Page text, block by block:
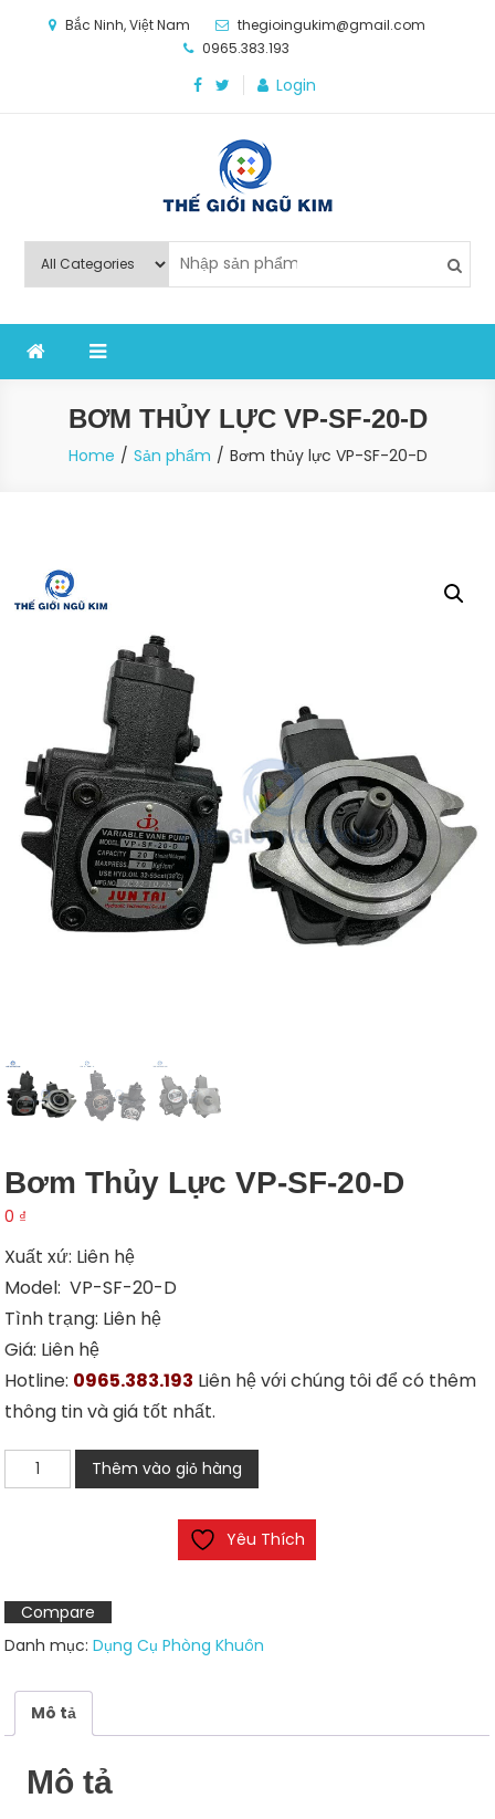
Bắc Ninh, Việt Nam
thegioingukim@gmail.com
0965.383.193
Login
Thế Giới Ngũ Kim
nghiệp sản xuất
BƠM THỦY LỰC VP-SF-20-D
Home Sản phẩm Bơm thủy lực VP-SF-20-D
Bơm Thủy Lực VP-SF-20-D
0 ₫
Xuất xứ: Liên hệ
Model: VP-SF-20-D
Tình trạng: Liên hệ
Giá: Liên hệ
Hotline: 0965.383.193 Liên hệ với chúng tôi để có thêm
thông tin và giá tốt nhất.
Bơm
thủy
20-
D
số
Thêm vào giỏ hàng
Yêu Thích
Compare
Danh mục:Dụng Cụ Phòng Khuôn
Mô tả
Mô tả